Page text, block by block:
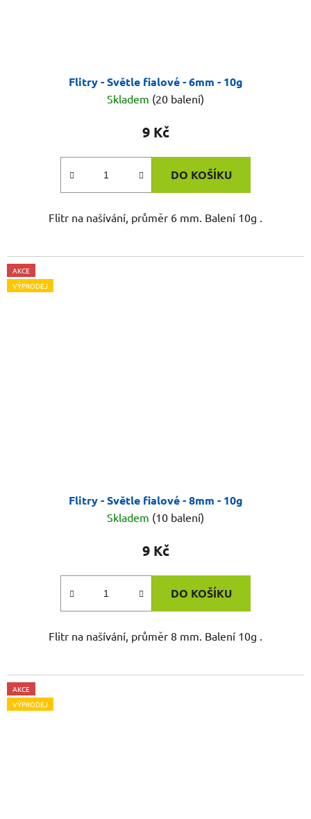
Flitry - Světle fialové - 6mm - 10g
Skladem (20 balení)
9 Kč
DO KOŠÍKU
Flitr na našívání, průměr 6 mm. Balení 10g .
AKCE
VÝPRODEJ
Flitry - Světle fialové - 8mm - 10g
Skladem (10 balení)
9 Kč
DO KOŠÍKU
Flitr na našívání, průměr 8 mm. Balení 10g .
AKCE
VÝPRODEJ